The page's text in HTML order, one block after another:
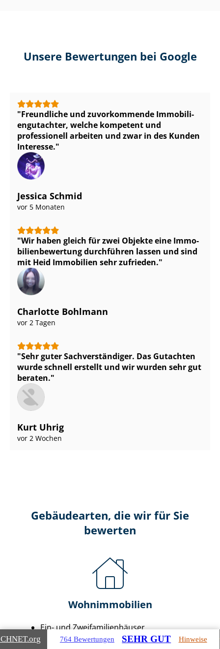
Unsere Bewertungen bei Google
Freundliche und zuvorkommende Im­mo­bi­li­
en­gut­ach­ter, welche kompetent und
professionell arbeiten und zwar in des Kunden
Interesse.
Jessica Schmid
vor 5 Monaten
Wir haben gleich für zwei Objekte eine Im­mo­
bi­li­en­be­wer­tung durchführen lassen und sind
mit Heid Immobilien sehr zufrieden.
Charlotte Bohlmann
vor 2 Tagen
Sehr guter Sach­ver­stän­di­ger. Das Gutachten
wurde schnell erstellt und wir wurden sehr gut
beraten.
Kurt Uhrig
vor 2 Wochen
Gebäudearten, die wir für Sie
bewerten
Wohnimmobilien
Ein- und Zwei­fa­mi­li­en­häu­ser
Doppel- & Reihenhäuser
.org 764 Bewertungen SEHR GUT Hinweise